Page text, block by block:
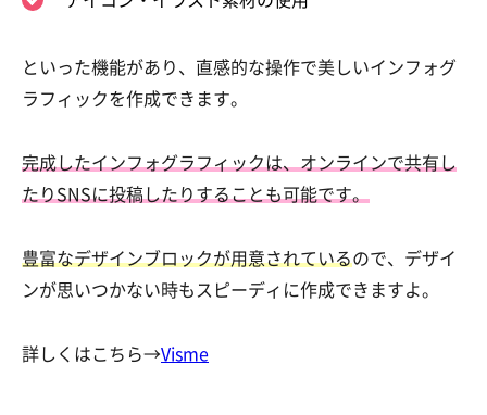
といった機能があり、直感的な操作で美しいインフォグ
ラフィックを作成できます。
完成したインフォグラフィックは、オンラインで共有し
たりSNSに投稿したりすることも可能です。
豊富なデザインブロックが用意されているので、デザイ
ンが思いつかない時もスピーディに作成できますよ。
詳しくはこちら→Visme